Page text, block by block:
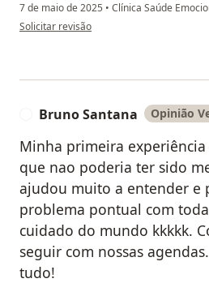
7 de maio de 2025 • Clínica Saúde
na opinião do utilizador Karla
Solicitar revisão
Bruno Santana Opinião
Minha primeira
que nao poderia ter sido
ajudou muito a entender e
problema pontual com
cuidado do mundo kkkkk.
seguir com nossas
tudo!